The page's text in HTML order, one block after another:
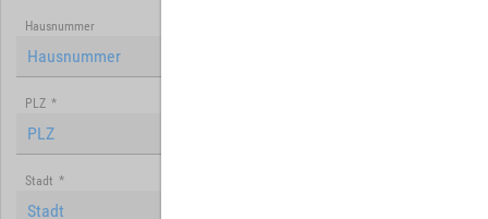
Hausnummer
PLZ *
Stadt *